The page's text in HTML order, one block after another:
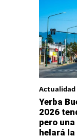
Actualidad
Yerba
2026
pero una
helará la